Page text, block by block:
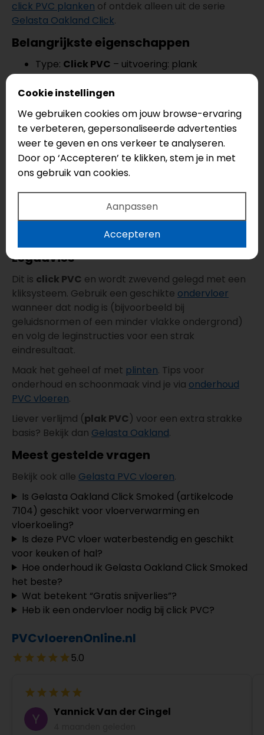
click PVC planken of ontdek alleen uit de serie
Gelasta Oakland Click.
Belangrijkste eigenschappen
Type: Click PVC – uitvoering: plank
Afmeting: 1522 x 240 mm
Dikte: 6 mm
Slijtlaag: 0,55 mm
Geschikt voor:vloerverwarming &
vloerkoeling
Waterbestendig en onderhoudsarm
Garantie: 25 jaar
35 m² of meer? Dan ontvang je
snijverlies(afgerond op hele pakken). Handig voor
snijwerk en (bij patroon) extra marge.
Legadvies
Dit is click PVC en wordt zwevend gelegd met een
kliksysteem. Gebruik een geschikte ondervloer
wanneer dat nodig is (bijvoorbeeld bij
geluidsnormen of een minder vlakke ondergrond)
en volg de leginstructies voor een strak
eindresultaat.
Maak het geheel af met plinten. Tips voor
onderhoud en schoonmaak vind je via onderhoud
PVC vloeren.
Liever verlijmd (plak PVC) voor een extra strakke
basis? Bekijk dan Gelasta Oakland.
Meest gestelde vragen
Bekijk ook alle Gelasta PVC vloeren.
Is Gelasta Oakland Click Smoked (artikelcode
7104) geschikt voor vloerverwarming en
vloerkoeling?
Is deze PVC vloer waterbestendig en geschikt
voor keuken of hal?
Hoe onderhoud ik Gelasta Oakland Click Smoked
het beste?
Wat betekent “Gratis snijverlies”?
Heb ik een ondervloer nodig bij click PVC?
PVCvloerenOnline.nl
5.0
Yannick Van der Cingel
Cookie instellingen
We gebruiken cookies om jouw browse-ervaring
te verbeteren, gepersonaliseerde advertenties
weer te geven en ons verkeer te analyseren.
Door op ‘Accepteren’ te klikken, stem je in met
ons gebruik van cookies.
Aanpassen
Accepteren